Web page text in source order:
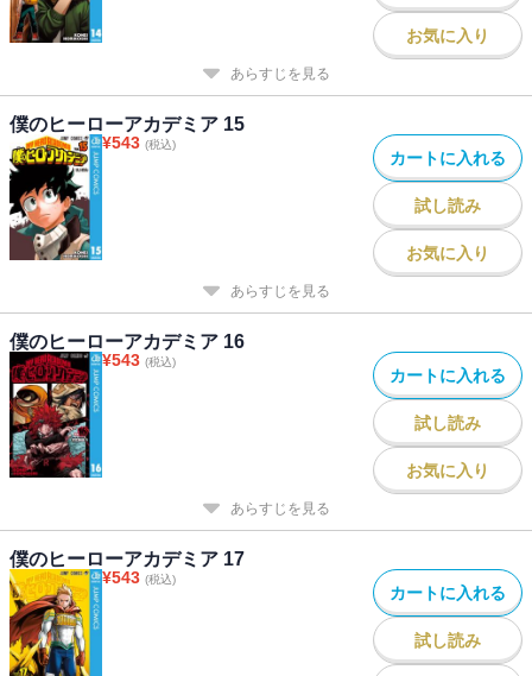
お気に入り
あらすじを見る
僕のヒーローアカデミア 15
¥543 (税込)
カートに入れる
試し読み
お気に入り
あらすじを見る
僕のヒーローアカデミア 16
¥543 (税込)
カートに入れる
試し読み
お気に入り
あらすじを見る
僕のヒーローアカデミア 17
¥543 (税込)
カートに入れる
試し読み